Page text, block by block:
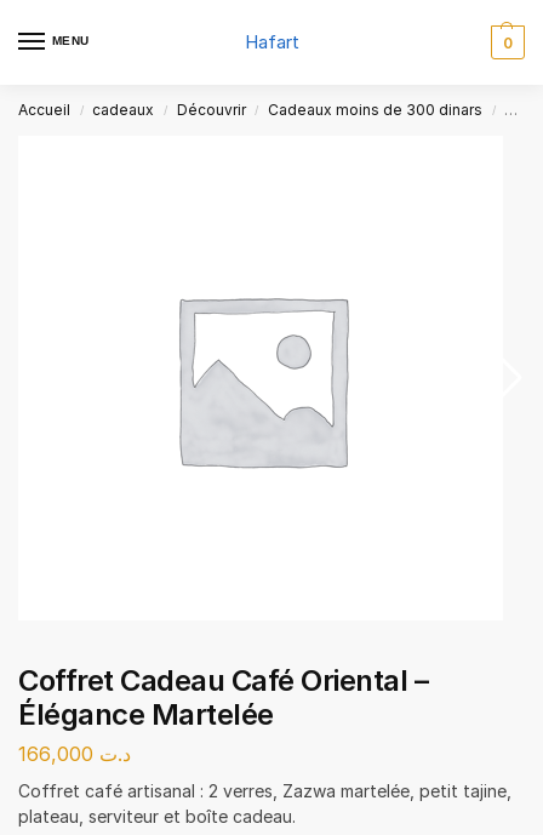
MENU Hafart 0
Accueil / cadeaux / Découvrir / Cadeaux moins de 300 dinars /
Coffret Cadeau Café Oriental –
Élégance Martelée
د.ت
Coffret café artisanal : 2 verres, Zazwa martelée, petit tajine,
plateau, serviteur et boîte cadeau.